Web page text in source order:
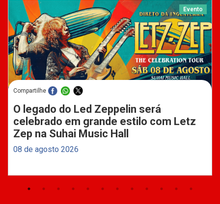
Evento
Compartilhe
O legado do Led Zeppelin será
celebrado em grande estilo com Letz
Zep na Suhai Music Hall
08 de agosto 2026